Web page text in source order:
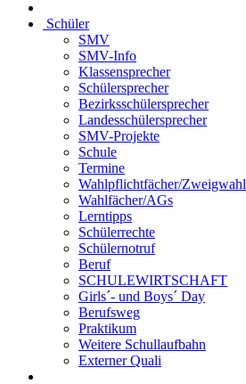
Schüler
SMV
SMV-Info
Klassensprecher
Schülersprecher
Bezirksschülersprecher
Landesschülersprecher
SMV-Projekte
Schule
Termine
Wahlpflichtfächer/Zweigwahl
Wahlfächer/AGs
Lerntipps
Schülerrechte
Schülernotruf
Beruf
SCHULEWIRTSCHAFT
Girls´- und Boys´ Day
Berufsweg
Praktikum
Weitere Schullaufbahn
Externer Quali